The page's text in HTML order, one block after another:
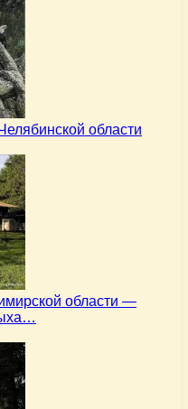
области
области —